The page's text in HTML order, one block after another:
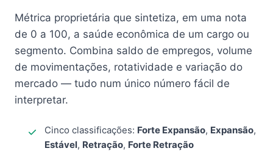
Métrica proprietária que sintetiza, em uma nota
de 0 a 100, a saúde econômica de um cargo ou
segmento. Combina saldo de empregos, volume
de movimentações, rotatividade e variação do
mercado — tudo num único número fácil de
interpretar.
Cinco classificações: Forte Expansão, Expansão,
Estável, Retração, Forte Retração